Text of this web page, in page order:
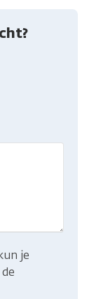
je